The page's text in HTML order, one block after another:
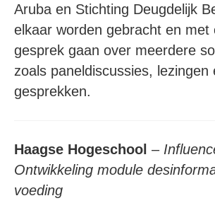
Aruba en Stichting Deugdelijk
elkaar worden gebracht en met
gesprek gaan over meerdere
zoals paneldiscussies, lezingen
gesprekken.
Haagse Hogeschool –
Ontwikkeling module
voeding